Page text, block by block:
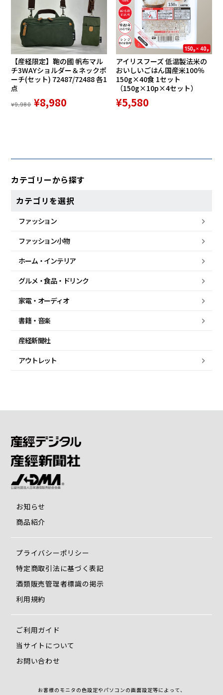
カテゴリーから探す
カテゴリを選択
ファッション
ファッション小物
ホーム・ インテリア
グルメ・食品・ ドリンク
家電・ オーディオ
書籍・音楽
産経新聞社
アウトレット
【産経限定】鞄の國 帆布マル
チ3WAYショルダー＆ネックポ
ーチ(セット) 72487/72488 各1
点
¥9,980 ¥8,980
アイリスフーズ 低温製法米の
おいしいごはん国産米100％
150g×40食 1セット
（150g×10p×4セット）
¥5,580
お知らせ
商品紹介
プライバシーポリシー
特定商取引法に基づく表記
酒類販売管理者標識の掲示
利用規約
ご利用ガイド
当サイトについて
お問い合わせ
お客様のモニタの色設定やパソコンの画面設定等によって、